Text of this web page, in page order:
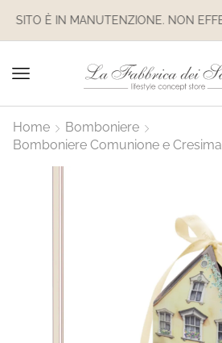
Home
Bomboniere
Bomboniere Comunione e Cresima